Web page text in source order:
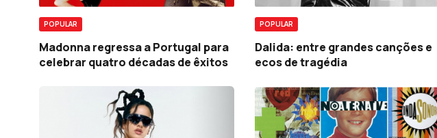
POPULAR
Madonna regressa a Portugal para
celebrar quatro décadas de êxitos
POPULAR
Dalida: entre grandes canções e
ecos de tragédia